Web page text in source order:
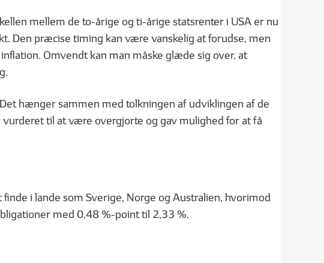
mellem de to-årige og ti-årige statsrenter i USA er nu
Den præcise timing kan være vanskelig at forudse, men
Omvendt kan man måske glæde sig over, at
hænger sammen med tolkningen af udviklingen af de
til at være overgjorte og gav mulighed for at få
i lande som Sverige, Norge og Australien, hvorimod
med 0,48 %-point til 2,33 %.